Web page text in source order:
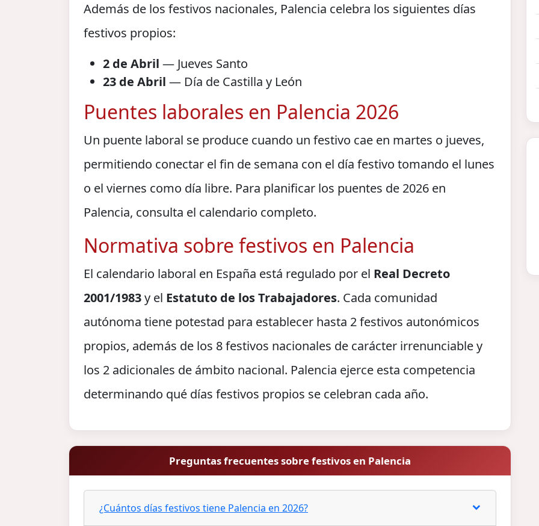
Además de los festivos nacionales, Palencia celebra los siguientes días
festivos propios:
2 de Abril — Jueves Santo
23 de Abril — Día de Castilla y León
Puentes laborales en Palencia 2026
Un puente laboral se produce cuando un festivo cae en martes o jueves,
permitiendo conectar el fin de semana con el día festivo tomando el lunes
o el viernes como día libre. Para planificar los puentes de 2026 en
Palencia, consulta el calendario completo.
Normativa sobre festivos en Palencia
El calendario laboral en España está regulado por el Real Decreto
2001/1983y el Estatuto de los Trabajadores. Cada comunidad
autónoma tiene potestad para establecer hasta 2 festivos autonómicos
propios, además de los 8 festivos nacionales de carácter irrenunciable y
los 2 adicionales de ámbito nacional. Palencia ejerce esta competencia
determinando qué días festivos propios se celebran cada año.
Preguntas frecuentes sobre festivos en Palencia
¿Cuántos días festivos tiene Palencia en 2026?